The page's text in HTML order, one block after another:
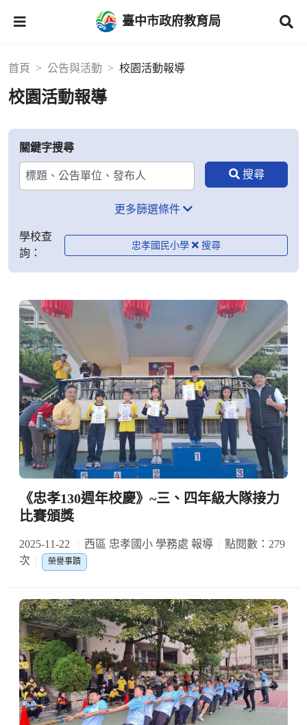
臺中市政府教育局
首頁 公告與活動 校園活動報導
校園活動報導
關鍵字搜尋
更多篩選條件
學校查
詢：
忠孝國民小學
《忠孝130週年校慶》~三、四年級大隊接力
比賽頒獎
2025-11-22 西區 忠孝國小 學務處 報導
點閱數：279
次
榮譽事蹟